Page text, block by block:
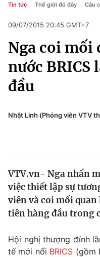
Chuyên mục
Chính trị
Xã hội
Pháp luật
Thế giới
Tin tức
Thế giới đó đây
Câu chuyện quốc tế
Kinh tế
Thị trường
Dữ liệu và đời sống
Chính trị
Pháp luật
Kinh tế
Thể thao
Truyền hình
Công nghệ
Tin tức Thế giới đó đây Câu
09/07/2015 20:45 GMT+7
Nga coi mối
nước BRICS
đầu
Nhật Linh (Phóng viên VTV
VTV.vn- Nga nhấn
việc thiết lập sự
viên và coi mối quan
tiên hàng đầu trong
Hội nghị thượng đỉnh
tế mới nổi BRICS (gồm